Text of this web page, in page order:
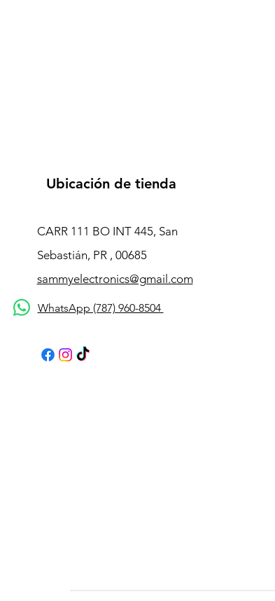
Ubicación de tienda
CARR 111 BO INT 445, San
Sebastián, PR , 00685
sammyelectronics@gmail.com
WhatsApp (787) 960-8504